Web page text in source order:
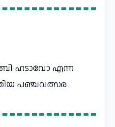
ഹടാവോ എന്ന
പഞ്ചവത്സര